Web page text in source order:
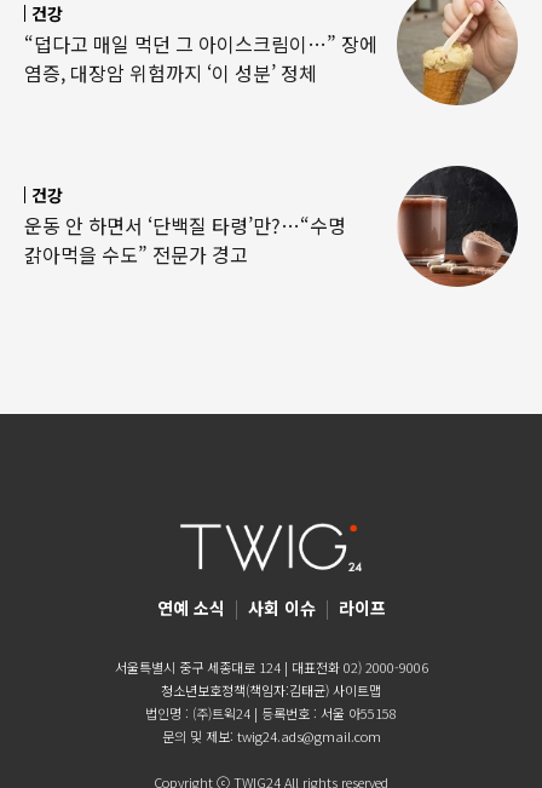
건강
“덥다고 매일 먹던 그 아이스크림이…” 장에
염증, 대장암 위험까지 ‘이 성분’ 정체
건강
운동 안 하면서 ‘단백질 타령’만?…“수명
갉아먹을 수도” 전문가 경고
연예 소식 | 사회 이슈 | 라이프
서울특별시 중구 세종대로 124 | 대표전화 02) 2000-9006
청소년보호정책(책임자:김태균)사이트맵
법인명 : (주)트윅24 | 등록번호 : 서울 아55158
문의 및 제보: twig24.ads@gmail.com
Copyright ⓒ TWIG24 All rights reserved